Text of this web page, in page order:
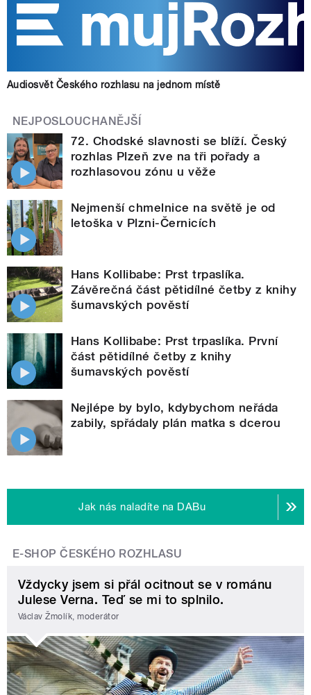
Audiosvět Českého rozhlasu na jednom místě
NEJPOSLOUCHANĚJŠÍ
72. Chodské slavnosti se blíží. Český
rozhlas Plzeň zve na tři pořady a
rozhlasovou zónu u věže
Nejmenší chmelnice na světě je od
letoška v Plzni-Černicích
Hans Kollibabe: Prst trpaslíka.
Závěrečná část pětidílné četby z knihy
šumavských pověstí
Hans Kollibabe: Prst trpaslíka. První
část pětidílné četby z knihy
šumavských pověstí
Nejlépe by bylo, kdybychom neřáda
zabily, spřádaly plán matka s dcerou
Jak nás naladíte na DABu
E-SHOP ČESKÉHO ROZHLASU
Vždycky jsem si přál ocitnout se v románu
Julese Verna. Teď se mi to splnilo.
Václav Žmolík, moderátor